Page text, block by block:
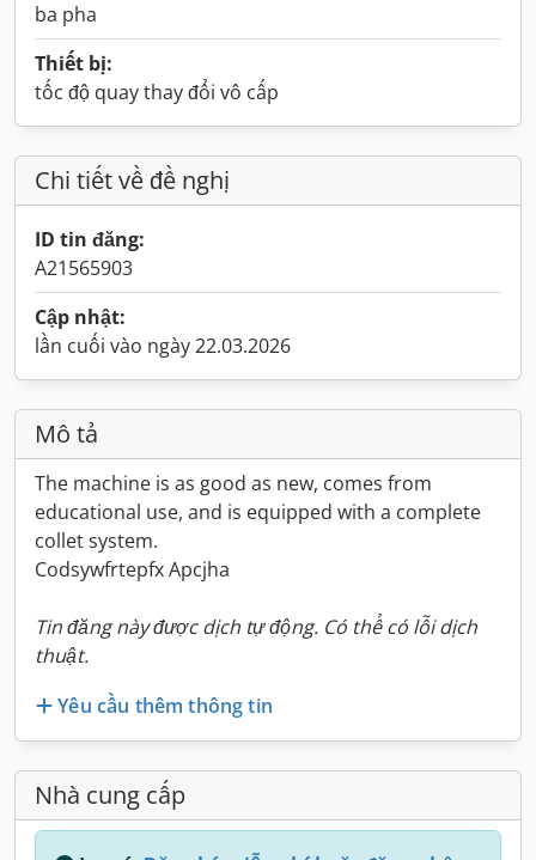
ba pha
Thiết bị:
tốc độ quay thay đổi vô cấp
Chi tiết về đề nghị
ID tin đăng:
A21565903
Cập nhật:
lần cuối vào ngày 22.03.2026
Mô tả
The machine is as good as new, comes from
educational use, and is equipped with a complete
collet system.
Codsywfrtepfx Apcjha
Tin đăng này được dịch tự động. Có thể có lỗi dịch
thuật.
Yêu cầu thêm thông tin
Nhà cung cấp